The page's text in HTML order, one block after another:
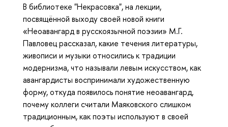
В библиотеке "Некрасовка", на лекции,
посвящённой выходусвоей новой книги
«Неоавангард в русскоязычной поэзии» М.Г.
Павловец рассказал, какие течения литературы,
живописи и музыки относились к традиции
модернизма, что называли левым искусством, как
авангардисты воспринимали художественную
форму, откуда появилось понятие неоавангард,
почему коллеги считали Маяковского слишком
традиционным, как поэты используют в своей